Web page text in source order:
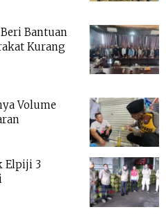
Bantuan
Kurang
Volume
Elpiji 3